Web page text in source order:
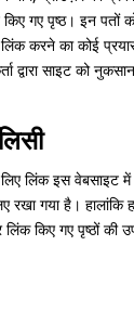
गए पृष्ठ। इन पतों
करने का कोई
द्वारा साइट को
लिए लिंक इस वेबसाइट
रखा गया है। हालांकि
किए गए पृष्ठों की